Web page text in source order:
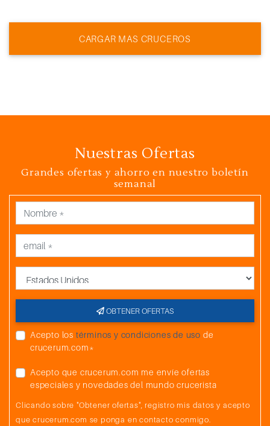
CARGAR MAS CRUCEROS
Nuestras Ofertas
Grandes ofertas y ahorro en nuestro boletín
semanal
OBTENER OFERTAS
Acepto los términos y condiciones de uso de
crucerum.com*
Acepto que crucerum.com me envíe ofertas
especiales y novedades del mundo crucerista
Clicando sobre "Obtener ofertas", registro mis datos y acepto
que crucerum.com se ponga en contacto conmigo.